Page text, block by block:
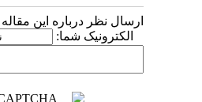
ارسال نظر درباره این مقاله :
الکترونیک شما: